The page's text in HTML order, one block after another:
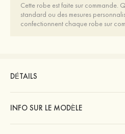
Cette robe est faite sur commande.
standard ou des mesures
confectionnent chaque robe sur
DÉTAILS
INFO SUR LE MODÈLE